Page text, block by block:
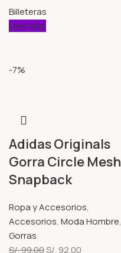
Billeteras
Leer más
-7%
Adidas Originals
Gorra Circle Mesh
Snapback
Ropa y Accesorios,
Accesorios, Moda Hombre,
Gorras
S/.99.00S/. 92.00